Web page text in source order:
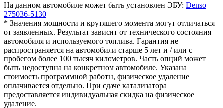
На данном автомобиле может быть установлен ЭБУ: Denso
275036-5130
* Значения мощности и крутящего момента могут отличаться
от заявленных. Результат зависит от технического состояния
автомобиля и используемого топлива. Гарантия не
распространяется на автомобили старше 5 лет и / или с
пробегом более 100 тысяч километров. Часть опций может
быть недоступна на конкретном автомобиле. Указана
стоимость программной работы, физическое удаление
оплачивается отдельно. При сдаче катализатора
предоставляется индивидуальная скидка на физическое
удаление.